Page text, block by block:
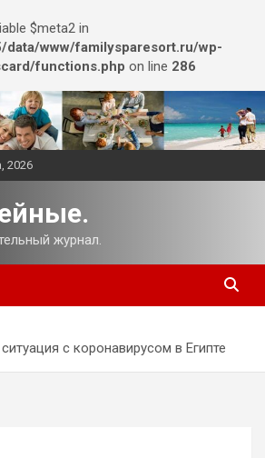
$meta2 in
data/www/familysparesort.ru/wp-
functions.php on line 286
2026
журнал.
с коронавирусом в Египте